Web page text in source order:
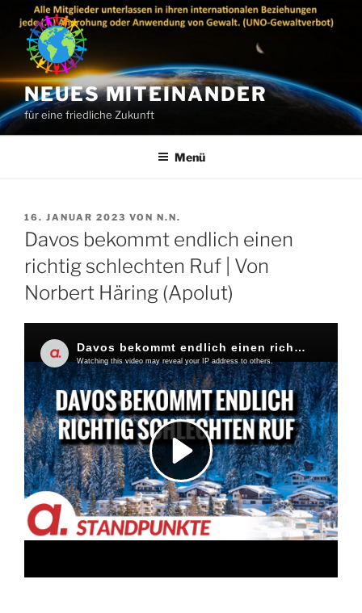
Inhalt
springen
NEUES MITEINANDER
für eine friedliche Zukunft
Menü
VERÖFFENTLICHT
AM
16. JANUAR 2023 VON N.N.
Davos bekommt endlich einen
richtig schlechten Ruf | Von
Norbert Häring (Apolut)